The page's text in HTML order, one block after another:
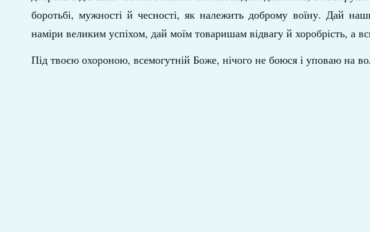
боротьбі, мужності й чесності, як належить доброму воїну. Дай
наміри великим успіхом, дай моїм товаришам відвагу й хоробрість, а
Під твоєю охороною, всемогутній Боже, нічого не боюся і уповаю на